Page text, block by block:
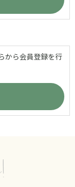
から会員登録を行